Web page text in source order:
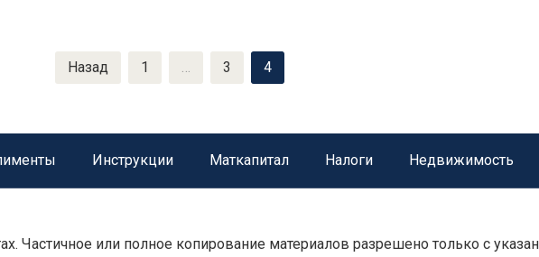
Назад 1 … 3 4
Инструкции Маткапитал Налоги Недвижимость
Частичное или полное копирование материалов разрешено только с